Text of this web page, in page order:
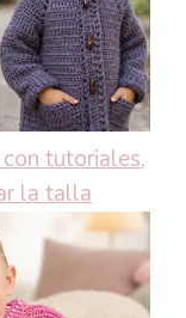
tutoriales,
la talla